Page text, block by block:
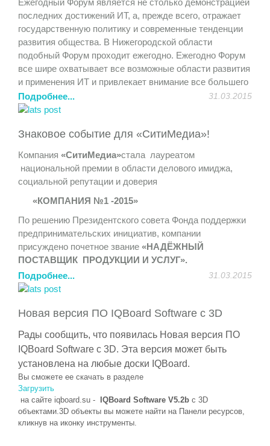
Ежегодный Форум является не столько демонстрацией
последних достижений ИТ, а, прежде всего, отражает
государственную политику и современные тенденции
развития общества. В Нижегородской области
подобный Форум проходит ежегодно. Ежегодно Форум
все шире охватывает все возможные области развития
и применения ИТ и привлекает внимание все большего
количества участников.
для организаций и участников. Мероприятия Форума
«круглых столов», дискуссионных клубов, заседаний
секций, будет организована стендовая экспозиция.
http://itforum2020.ru/?id=6595
Компания «СитиМедиа» (http://sitimedia.ru) является
техническим партнером данного мероприятия.
Приглашаем посетить стенд компании «СитиМедиа
на котором мы представим новейшие интерактивные
системы и оборудование:
- интерактивный стол
обучению, совместной работе, доступная цена и
- 4К панельEliteBoardUHDLH -84UT 6Качество
картинки и необъятные возможности применения в
образовательном процессе, в сфере рекламы, в
качестве демонстрационного оборудования, не оставит
вас равнодушными.
- напольная панель PDSIZ42SWNOPВнутреннее и
уличное исполнение, привлекательный дизайн,
Подробнее... 31.03.2015
Знаковое событие для «СитиМедиа»!
Компания «СитиМедиа»стала лауреатом
национальной премии в области делового имиджа,
социальной репутации и доверия
«КОМПАНИЯ №1 -2015»
По решению Президентского совета Фонда поддержки
предпринимательских инициатив, компании
присуждено почетное звание «НАДЁЖНЫЙ
ПОСТАВЩИК ПРОДУКЦИИ И УСЛУГ».
Лауреаты Премии включены в Федеральный Реестр
Надежных компаний, сформированного для органов
потребительского сектора России.
Успехи компании были бы невозможны без
внимательного и лояльного отношения к запросам
клиентов, высокой ответственности и
профессионализма.
Нам можно доверять!
Подробнее... 31.03.2015
Новая версия ПО IQBoard Software с 3D
Рады сообщить, что появилась Новая версия ПО
IQBoard Software с 3D. Эта версия может быть
установлена на любые доски IQBoard.
Вы сможете ее скачать в разделе
Загрузить
на сайте iqboard.su - IQBoard Software V5.2b с 3D
объектами.3D объекты вы можете найти на Панели ресурсов,
кликнув на иконку инструменты.